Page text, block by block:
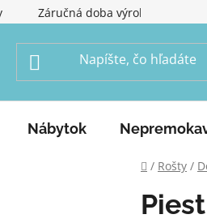
Záručná doba výrobku
Nábytok
Domov
/ Rošty /